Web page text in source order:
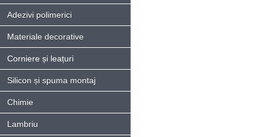
Adezivi polimerici
Materiale decorative
Corniere și leațuri
Silicon și spuma montaj
Chimie
Lambriu